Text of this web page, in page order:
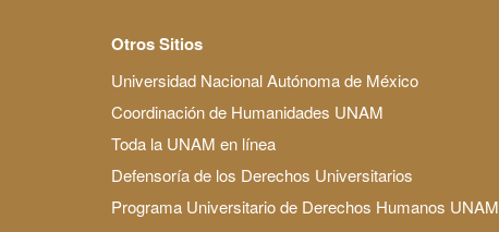
Otros Sitios
Universidad Nacional Autónoma de México
Coordinación de Humanidades UNAM
Toda la UNAM en línea
Defensoría de los Derechos Universitarios
Programa Universitario de Derechos Humanos UNAM